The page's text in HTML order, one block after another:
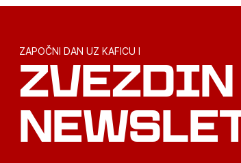
ZAPOČNI DAN UZ KAFICU I
ZVEZDIN